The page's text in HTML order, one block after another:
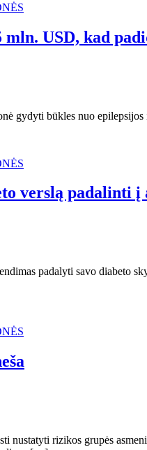
mln. USD, kad
gydyti būkles nuo
verslą padalinti
padalyti savo diabeto
nustatyti rizikos grupės